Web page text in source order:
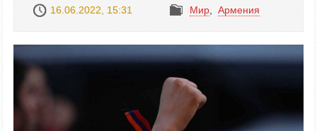
16.06.2022, 15:31 Mир Армения